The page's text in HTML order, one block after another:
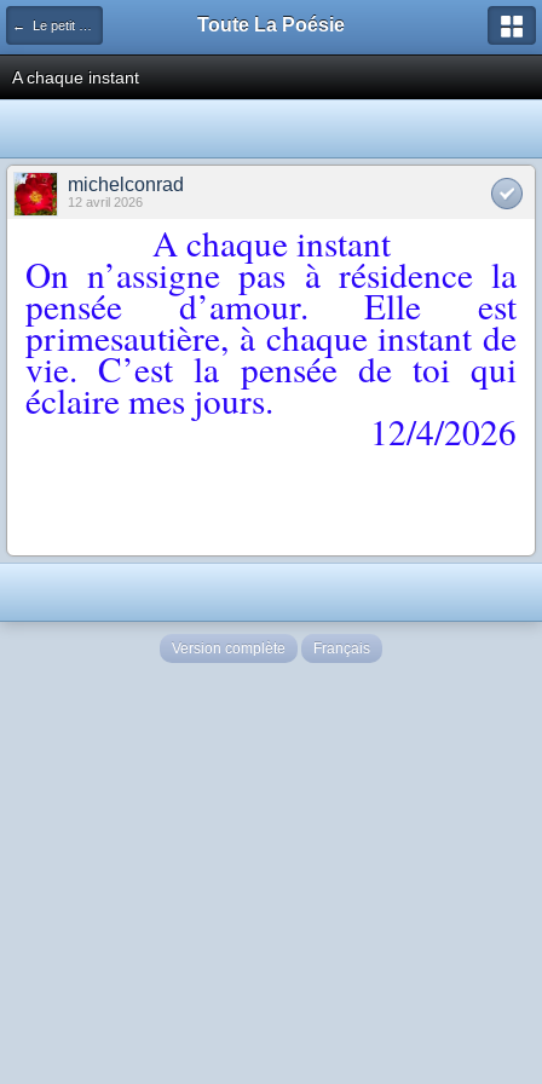
← Le petit salon Toute La Poésie
A chaque instant
michelconrad
12 avril 2026
A chaque instant
On n’assigne pas à résidence la
pensée d’amour. Elle est
primesautière, à chaque instant de
vie. C’est la pensée de toi qui
éclaire mes jours.
12/4/2026
Version complète Français